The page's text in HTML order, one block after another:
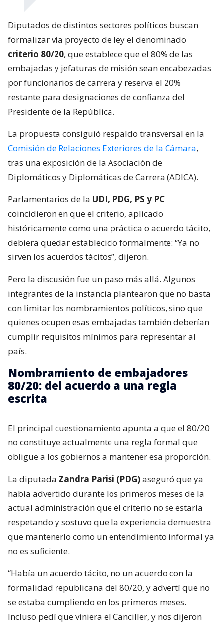
Diputados de distintos sectores políticos buscan
formalizar vía proyecto de ley el denominado
criterio 80/20, que establece que el 80% de las
embajadas y jefaturas de misión sean encabezadas
por funcionarios de carrera y reserva el 20%
restante para designaciones de confianza del
Presidente de la República.
La propuesta consiguió respaldo transversal en la
Comisión de Relaciones Exteriores de la Cámara,
tras una exposición de la Asociación de
Diplomáticos y Diplomáticas de Carrera (ADICA).
Parlamentarios de la UDI, PDG, PS y PC
coincidieron en que el criterio, aplicado
históricamente como una práctica o acuerdo tácito,
debiera quedar establecido formalmente: “Ya no
sirven los acuerdos tácitos”, dijeron.
Pero la discusión fue un paso más allá. Algunos
integrantes de la instancia plantearon que no basta
con limitar los nombramientos políticos, sino que
quienes ocupen esas embajadas también deberían
cumplir requisitos mínimos para representar al
país.
Nombramiento de embajadores
80/20: del acuerdo a una regla
escrita
El principal cuestionamiento apunta a que el 80/20
no constituye actualmente una regla formal que
obligue a los gobiernos a mantener esa proporción.
La diputada Zandra Parisi (PDG)aseguró que ya
había advertido durante los primeros meses de la
actual administración que el criterio no se estaría
respetando y sostuvo que la experiencia demuestra
que mantenerlo como un entendimiento informal ya
no es suficiente.
“Había un acuerdo tácito, no un acuerdo con la
formalidad republicana del 80/20, y advertí que no
se estaba cumpliendo en los primeros meses.
Incluso pedí que viniera el Canciller, y nos dijeron